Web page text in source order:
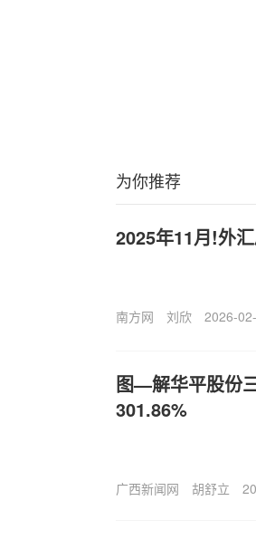
为你推荐
2025年11月!外
南方网 刘欣 2026-
图—解华平股份
301.86%
广西新闻网 胡舒立